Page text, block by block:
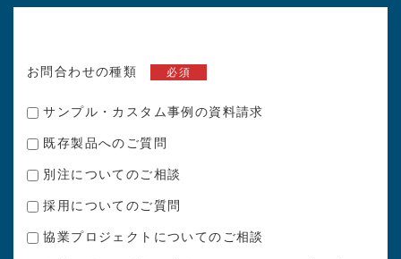
お問合わせの種類 必須
サンプル・カスタム事例の資料請求
既存製品へのご質問
別注についてのご相談
採用についてのご質問
協業プロジェクトについてのご相談